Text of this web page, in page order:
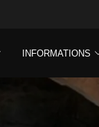
INFORMATIONS